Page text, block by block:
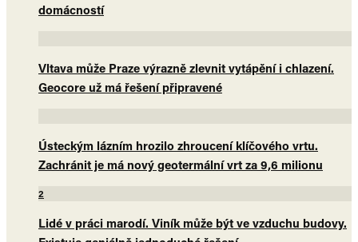
domácností
Vltava může Praze výrazně zlevnit vytápění i chlazení.
Geocore už má řešení připravené
Ústeckým lázním hrozilo zhroucení klíčového vrtu.
Zachránit je má nový geotermální vrt za 9,6 milionu
2
Lidé v práci marodí. Viník může být ve vzduchu budovy.